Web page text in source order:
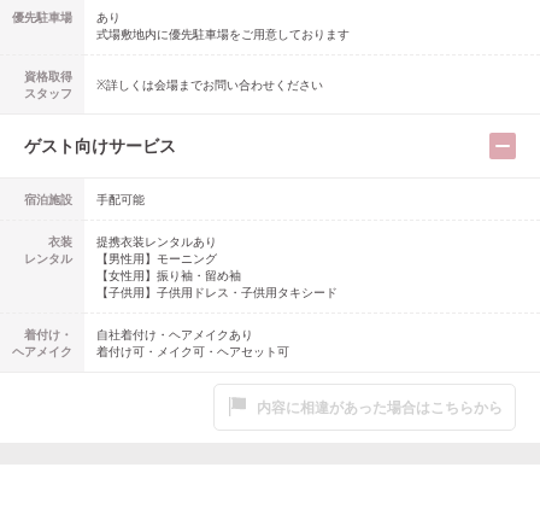
優先駐車場
あり
式場敷地内に優先駐車場をご用意しております
資格取得
スタッフ
※詳しくは会場までお問い合わせください
ゲスト向けサービス
宿泊施設 手配可能
衣装
レンタル
提携衣装レンタルあり
【男性用】 モーニング
【女性用】 振り袖・留め袖
【子供用】 子供用ドレス・子供用タキシード
着付け・
ヘアメイク
自社着付け・ヘアメイクあり
着付け可・メイク可・ヘアセット可
内容に相違があった場合はこちらから